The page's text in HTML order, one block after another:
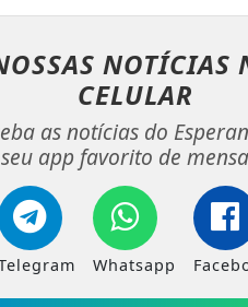
NOTÍCIAS
CELULAR
as notícias do
app favorito de
Whatsapp